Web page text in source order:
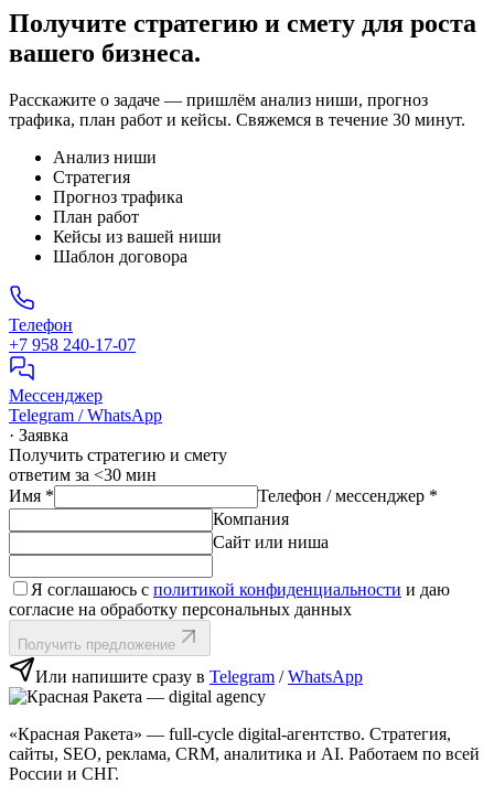
Получите стратегию и смету для роста
вашего бизнеса.
Расскажите о задаче — пришлём анализ ниши, прогноз
трафика, план работ и кейсы. Свяжемся в течение 30 минут.
Анализ ниши
Стратегия
Прогноз трафика
План работ
Кейсы из вашей ниши
Шаблон договора
Телефон
+7 958 240‑17‑07
Мессенджер
Telegram / WhatsApp
· Заявка
Получить стратегию и смету
ответим за <30 мин
Имя * Телефон / мессенджер *
Компания
Сайт или ниша
Я соглашаюсь с политикой конфиденциальности и даю
согласие на обработку персональных данных
Получить предложение
Или напишите сразу в Telegram /WhatsApp
«Красная Ракета» — full‑cycle digital‑агентство. Стратегия,
сайты, SEO, реклама, CRM, аналитика и AI. Работаем по всей
России и СНГ.